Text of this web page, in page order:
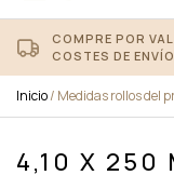
COMPRE POR
COSTES DE ENVÍO
Inicio/ Medidas rollos del
4,10 X 250